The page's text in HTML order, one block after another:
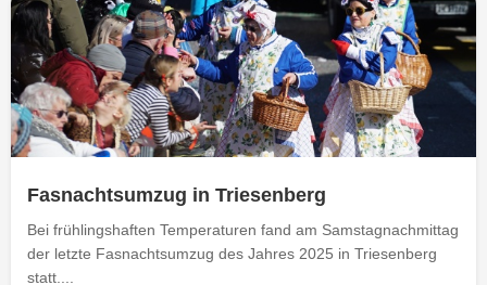
Fasnachtsumzug in Triesenberg
Bei frühlingshaften Temperaturen fand am Samstagnachmittag
der letzte Fasnachtsumzug des Jahres 2025 in Triesenberg
statt....